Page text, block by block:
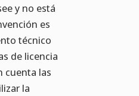
y no está
es
técnico
de licencia
cuenta las
la